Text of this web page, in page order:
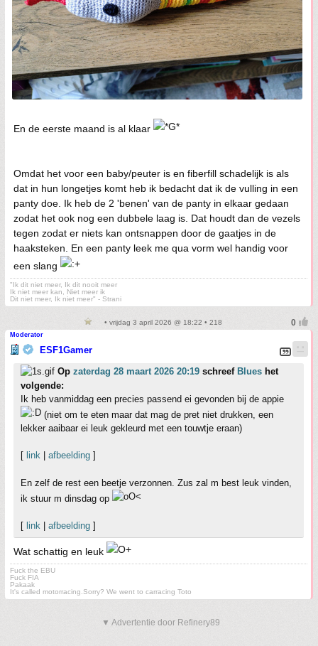
En de eerste maand is al klaar
Omdat het voor een baby/peuter is en fiberfill schadelijk is als
dat in hun longetjes komt heb ik bedacht dat ik de vulling in een
panty doe. Ik heb de 2 'benen' van de panty in elkaar gedaan
zodat het ook nog een dubbele laag is. Dat houdt dan de vezels
tegen zodat er niets kan ontsnappen door de gaatjes in de
haaksteken. En een panty leek me qua vorm wel handig voor
een slang
"Ik dit niet meer, Ik dit nooit meer
Ik niet meer kan, Niet meer ik
Dit niet meer, Ik niet meer" - Strani
• vrijdag 3 april 2026 @ 18:22 • 218
Moderator
ESF1Gamer
Op zaterdag 28 maart 2026 20:19 schreef Blues het
volgende:
Ik heb vanmiddag een precies passend ei gevonden bij de appie
(niet om te eten maar dat mag de pret niet drukken, een
lekker aaibaar ei leuk gekleurd met een touwtje eraan)
[ link afbeelding ]
En zelf de rest een beetje verzonnen. Zus zal m best leuk vinden,
ik stuur m dinsdag op
[ link afbeelding ]
Wat schattig en leuk
Fuck the EBU
Fuck FIA
Pakaak
It's called motorracing.Sorry? We went to carracing Toto
▼ Advertentie door Refinery89